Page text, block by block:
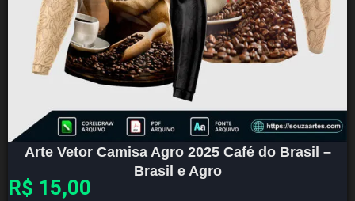
Arte Vetor Camisa Agro 2025 Café do Brasil –
Brasil e Agro
R$ 15,00